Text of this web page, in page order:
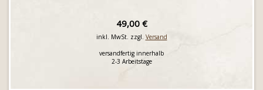
49,00 €
inkl. MwSt. zzgl. Versand
versandfertig innerhalb
2-3 Arbeitstage